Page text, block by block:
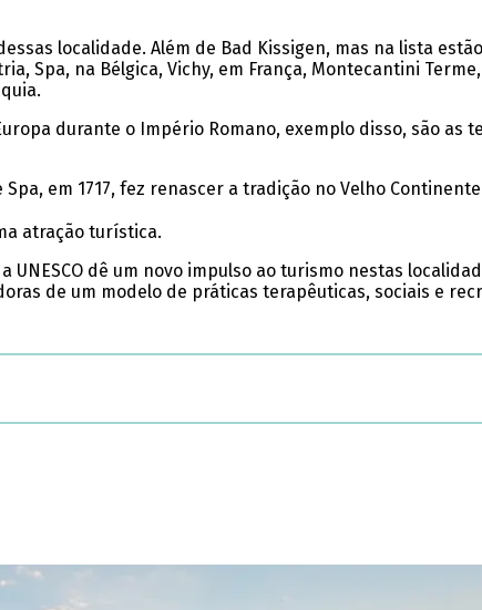
localidade. Além de Bad Kissigen, mas na lista
Spa, na Bélgica, Vichy, em França, Montecantini
durante o Império Romano, exemplo disso, são as
em 1717, fez renascer a tradição no Velho
atração turística.
dê um novo impulso ao turismo nestas
de um modelo de práticas terapêuticas, sociais e